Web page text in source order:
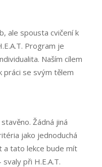
ale spousta cvičení k
Program je
Naším cílem
práci se svým tělem
Žádná jiná
jako jednoduchá
a tato lekce bude mít
při H.E.A.T.